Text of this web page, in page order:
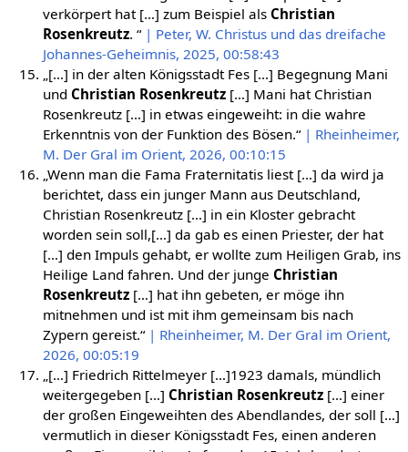
verkörpert hat […] zum Beispiel als Christian
Rosenkreutz. “ | Peter, W. Christus und das dreifache
Johannes-Geheimnis, 2025, 00:58:43
„[…] in der alten Königsstadt Fes […] Begegnung Mani
und Christian Rosenkreutz[…] Mani hat Christian
Rosenkreutz […] in etwas eingeweiht: in die wahre
Erkenntnis von der Funktion des Bösen.“ | Rheinheimer,
M. Der Gral im Orient, 2026, 00:10:15
„Wenn man die Fama Fraternitatis liest […] da wird ja
berichtet, dass ein junger Mann aus Deutschland,
Christian Rosenkreutz […] in ein Kloster gebracht
worden sein soll,[…] da gab es einen Priester, der hat
[…] den Impuls gehabt, er wollte zum Heiligen Grab, ins
Heilige Land fahren. Und der junge Christian
Rosenkreutz[…] hat ihn gebeten, er möge ihn
mitnehmen und ist mit ihm gemeinsam bis nach
Zypern gereist.“ | Rheinheimer, M. Der Gral im Orient,
2026, 00:05:19
„[…] Friedrich Rittelmeyer […]1923 damals, mündlich
weitergegeben […] Christian Rosenkreutz[…] einer
der großen Eingeweihten des Abendlandes, der soll […]
vermutlich in dieser Königsstadt Fes, einen anderen